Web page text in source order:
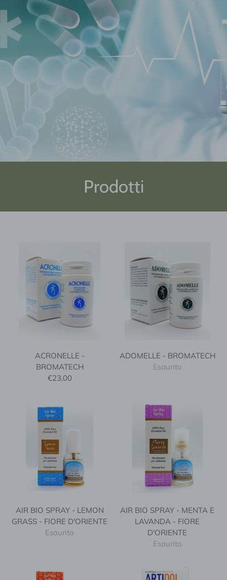
Prodotti
ACRONELLE -
BROMATECH
€23,00
ADOMELLE - BROMATECH
Esaurito
AIR BIO SPRAY - LEMON
GRASS - FIORE D'ORIENTE
Esaurito
AIR BIO SPRAY - MENTA E
LAVANDA - FIORE
D'ORIENTE
Esaurito